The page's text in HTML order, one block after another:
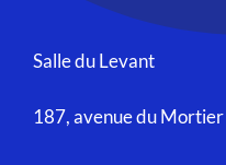
Salle du Levant
187, avenue du Mortier